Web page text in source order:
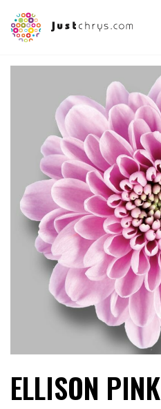
NEDERLANDS DEUTSCH
ELLISON PINK